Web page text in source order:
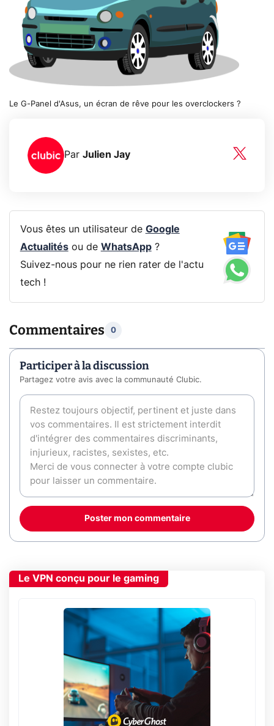
Le G-Panel d'Asus, un écran de rêve pour les overclockers ?
Par Julien Jay
Vous êtes un utilisateur de Google
Actualitésou de WhatsApp?
Suivez-nous pour ne rien rater de l'actu
tech !
Commentaires 0
Participer à la discussion
Partagez votre avis avec la communauté Clubic.
Poster mon commentaire
Le VPN conçu pour le gaming